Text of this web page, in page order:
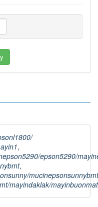
,
epson5290/
,
mucinepsonsunnybmt
mayindaklak/